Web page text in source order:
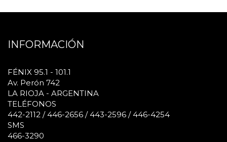
INFORMACIÓN
FÉNIX 95.1 - 101.1
Av. Perón 742
LA RIOJA - ARGENTINA
TELÉFONOS
442-2112 / 446-2656 / 443-2596 / 446-4254
SMS
466-3290